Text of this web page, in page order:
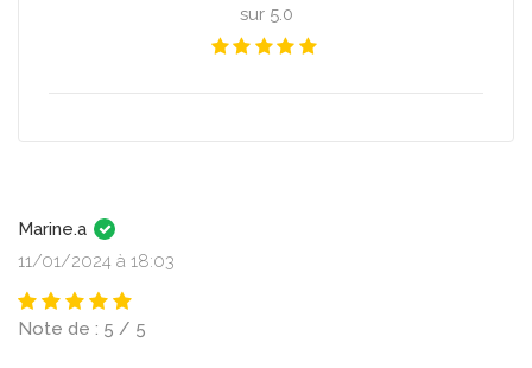
sur 5.0
Marine.a
11/01/2024 à 18:03
Note de : 5 / 5